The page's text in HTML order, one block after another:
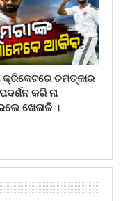
କ୍ରିକେଟରେ ଚମତ୍କାର
କରି ନା
ଖେଳାଳି ।